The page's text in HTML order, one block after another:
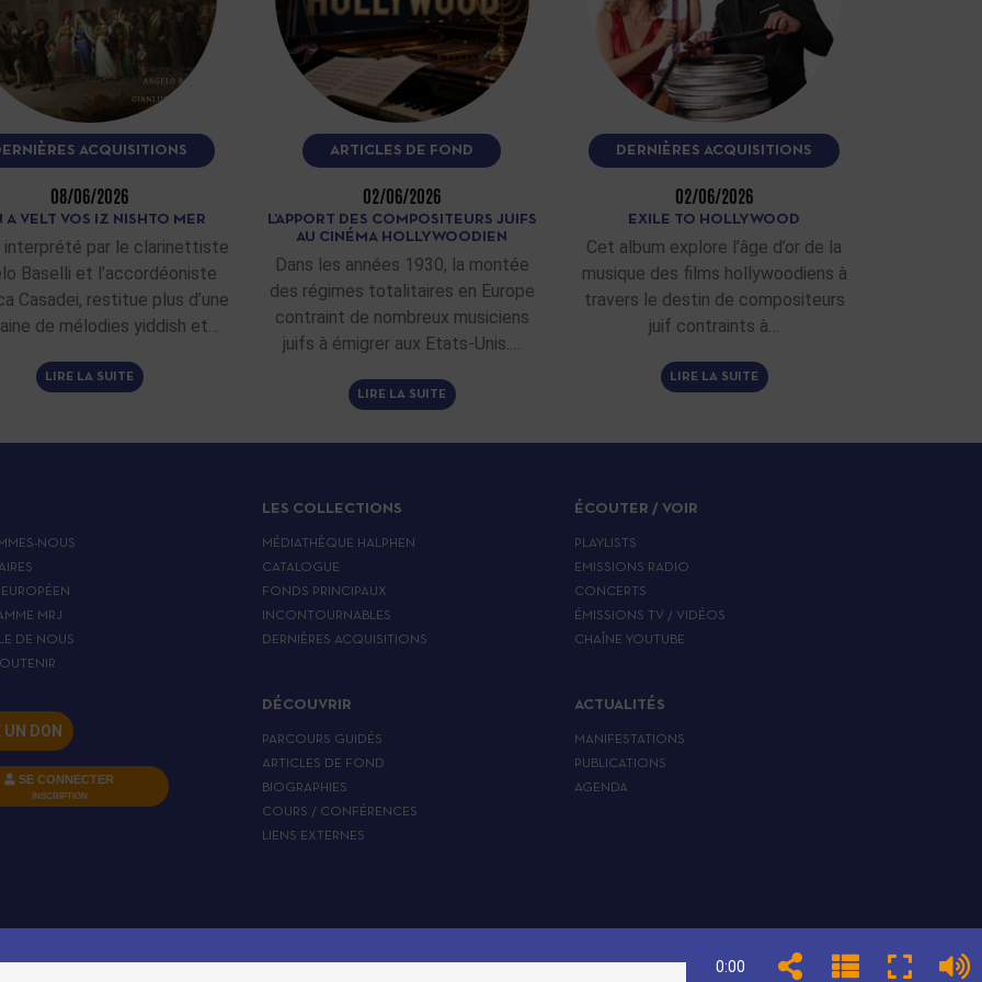
ACQUISITIONS
08/06/2026
A VELT VOS IZ NISHTO MER
interprété par le clarinettiste
Baselli et l’accordéoniste
Casadei, restitue plus d’une
de mélodies yiddish et…
LIRE LA SUITE
ARTICLES DE FOND
02/06/2026
L’APPORT DES COMPOSITEURS JUIFS
AU CINÉMA HOLLYWOODIEN
Dans les années 1930, la montée
des régimes totalitaires en Europe
contraint de nombreux musiciens
juifs à émigrer aux Etats-Unis.…
LIRE LA SUITE
DERNIÈRES ACQUISITIONS
02/06/2026
EXILE TO HOLLYWOOD
Cet album explore l’âge d’or de la
musique des films hollywoodiens à
travers le destin de compositeurs
juif contraints à…
LIRE LA SUITE
NOUS
MRJ
DE NOUS
UN DON
SE CONNECTER
INSCRIPTION
LES COLLECTIONS
MÉDIATHÈQUE HALPHEN
CATALOGUE
FONDS PRINCIPAUX
INCONTOURNABLES
DERNIÈRES ACQUISITIONS
DÉCOUVRIR
PARCOURS GUIDÉS
ARTICLES DE FOND
BIOGRAPHIES
COURS / CONFÉRENCES
LIENS EXTERNES
ÉCOUTER / VOIR
PLAYLISTS
EMISSIONS RADIO
CONCERTS
ÉMISSIONS TV / VIDÉOS
CHAÎNE YOUTUBE
ACTUALITÉS
MANIFESTATIONS
PUBLICATIONS
AGENDA
PARAMÉTRER LES TRACEURS ET COOKIES
0:00